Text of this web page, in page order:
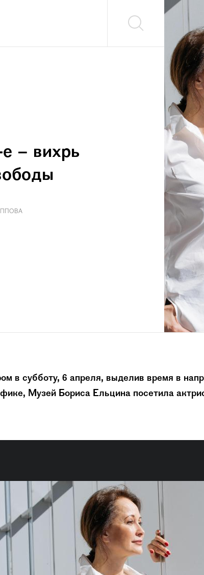
– вихрь
в субботу, 6 апреля, выделив время в
Музей Бориса Ельцина посетила